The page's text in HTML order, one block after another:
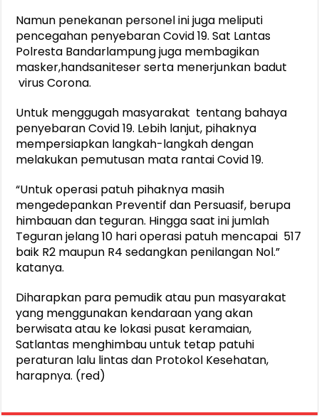
Namun penekanan personel ini juga meliputi
pencegahan penyebaran Covid 19. Sat Lantas
Polresta Bandarlampung juga membagikan
masker,handsaniteser serta menerjunkan badut
virus Corona.
Untuk menggugah masyarakat tentang bahaya
penyebaran Covid 19. Lebih lanjut, pihaknya
mempersiapkan langkah-langkah dengan
melakukan pemutusan mata rantai Covid 19.
“Untuk operasi patuh pihaknya masih
mengedepankan Preventif dan Persuasif, berupa
himbauan dan teguran. Hingga saat ini jumlah
Teguran jelang 10 hari operasi patuh mencapai 517
baik R2 maupun R4 sedangkan penilangan Nol.”
katanya.
Diharapkan para pemudik atau pun masyarakat
yang menggunakan kendaraan yang akan
berwisata atau ke lokasi pusat keramaian,
Satlantas menghimbau untuk tetap patuhi
peraturan lalu lintas dan Protokol Kesehatan,
harapnya. (red)